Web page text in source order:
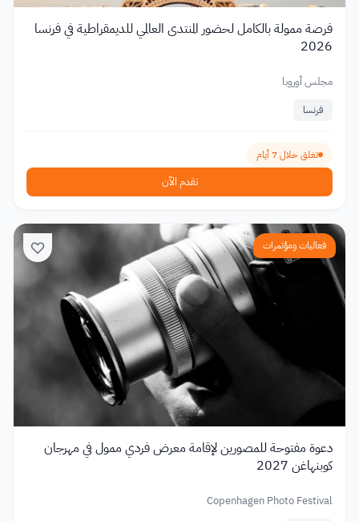
فرصة ممولة بالكامل لحضور المنتدى العالمي للديمقراطية في فرنسا
2026
مجلس أوروبا
فرنسا
تغلق خلال 7 أيام
تقدم الآن
فعاليات ومؤتمرات
دعوة مفتوحة للمصورين لإقامة معرض فردي ممول في مهرجان
كوبنهاغن 2027
Copenhagen Photo Festival